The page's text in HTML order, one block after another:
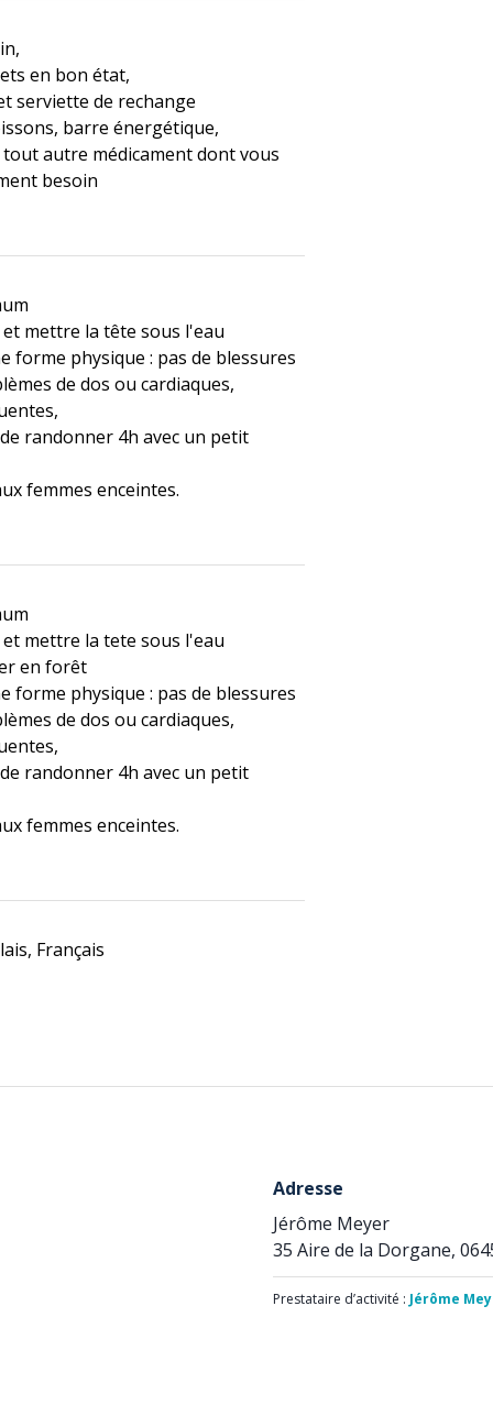
en bon état,
serviette de rechange
barre énergétique,
autre médicament dont vous
besoin
mettre la tête sous l'eau
forme physique : pas de blessures
de dos ou cardiaques,
randonner 4h avec un petit
femmes enceintes.
mettre la tete sous l'eau
en forêt
forme physique : pas de blessures
de dos ou cardiaques,
randonner 4h avec un petit
femmes enceintes.
Français
Adresse
Jérôme Meyer
35 Aire de la Dorgane,
Prestataire d’activité : Jérôme